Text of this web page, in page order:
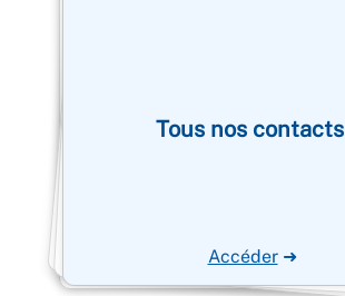
Tous nos contacts
Accéder ➜